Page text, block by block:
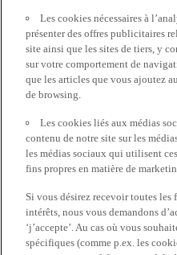
Les cookies nécessaires à
présenter des offres publicitaires
site ainsi que les sites de tiers, y
sur votre comportement de
que les articles que vous ajoutez
de browsing.
Les cookies liés aux médias
contenu de notre site sur les
les médias sociaux qui utilisent
fins propres en matière de
Si vous désirez recevoir toutes les
intérêts, nous vous demandons
‘j’accepte’. Au cas où vous
spécifiques (comme p.ex. les